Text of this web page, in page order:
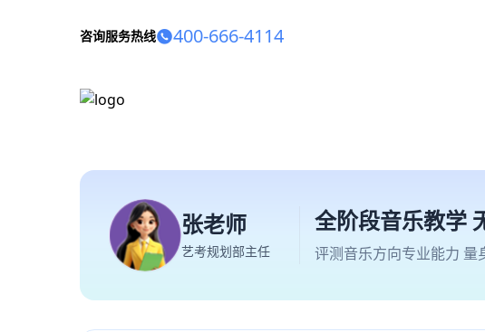
咨询服务热线 400-666-4114
张老师
艺考规划部主任
全阶段音乐教学
评测音乐方向专业能力 量